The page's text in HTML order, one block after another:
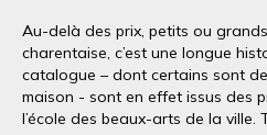
Au-delà des prix, petits ou
charentaise, c’est une longue
catalogue – dont certains sont
maison - sont en effet issus des
l’école des beaux-arts de la ville.